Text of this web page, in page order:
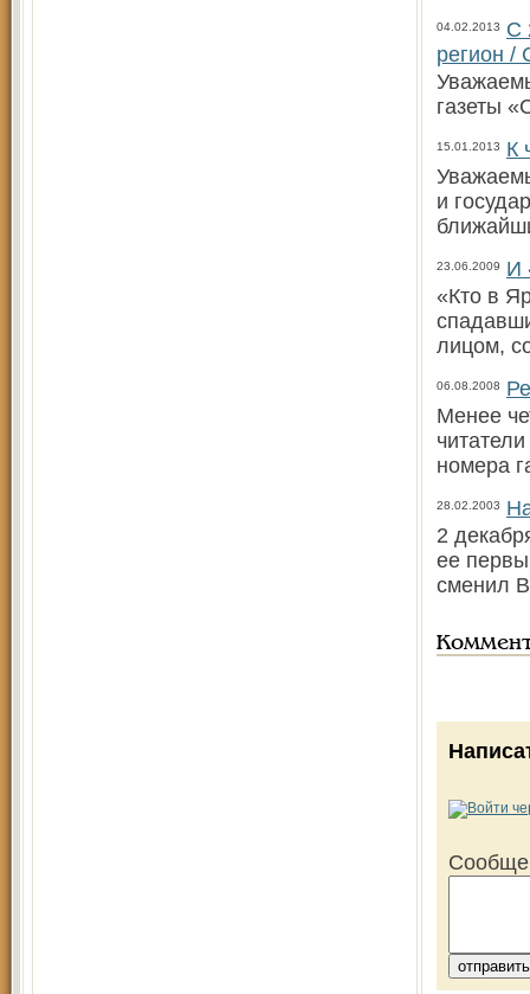
04.02.2013
С
регион /
газеты
15.01.2013
К
и
23.06.2009
И
«Кто в
лицом,
06.08.2008
Менее
номера
28.02.2003
2
ее
сменил